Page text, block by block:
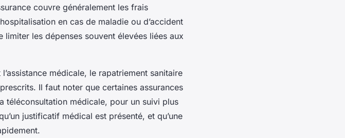
couvre généralement les frais
en cas de maladie ou d’accident
limiter les dépenses souvent élevées liées aux
médicale, le rapatriement sanitaire
Il faut noter que certaines assurances
téléconsultation médicale, pour un suivi plus
justificatif médical est présenté, et qu’une